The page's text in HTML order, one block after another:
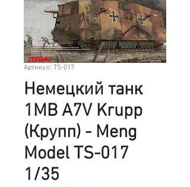
Артикул: TS-017
Немецкий танк
1МВ A7V Krupp
(Крупп) - Meng
Model TS-017
1/35